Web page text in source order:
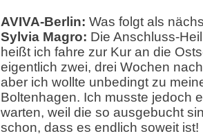
AVIVA-Berlin: Was folgt als
Sylvia Magro: Die Anschluss-
heißt ich fahre zur Kur an die
eigentlich zwei, drei Wochen
aber ich wollte unbedingt zu
Boltenhagen. Ich musste jedoch
warten, weil die so ausgebucht
schon, dass es endlich soweit ist!